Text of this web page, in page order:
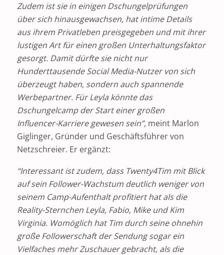
Zudem ist sie in einigen Dschungelprüfungen
über sich hinausgewachsen, hat intime Details
aus ihrem Privatleben preisgegeben und mit ihrer
lustigen Art für einen großen Unterhaltungsfaktor
gesorgt. Damit dürfte sie nicht nur
Hunderttausende Social Media-Nutzer von sich
überzeugt haben, sondern auch spannende
Werbepartner. Für Leyla könnte das
Dschungelcamp der Start einer großen
Influencer-Karriere gewesen sein”, meint Marlon
Giglinger, Gründer und Geschäftsführer von
Netzschreier. Er ergänzt:
“Interessant ist zudem, dass Twenty4Tim mit Blick
auf sein Follower-Wachstum deutlich weniger von
seinem Camp-Aufenthalt profitiert hat als die
Reality-Sternchen Leyla, Fabio, Mike und Kim
Virginia. Womöglich hat Tim durch seine ohnehin
große Followerschaft der Sendung sogar ein
Vielfaches mehr Zuschauer gebracht, als die